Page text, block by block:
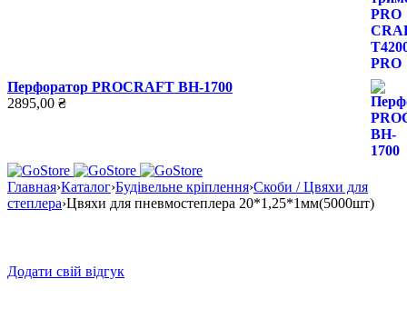
Перфоратор PROCRAFT BH-1700
2895,00 ₴
Главная›Каталог›Будівельне кріплення›Скоби / Цвяхи для
степлера›Цвяхи для пневмостеплера 20*1,25*1мм(5000шт)
Додати свій відгук